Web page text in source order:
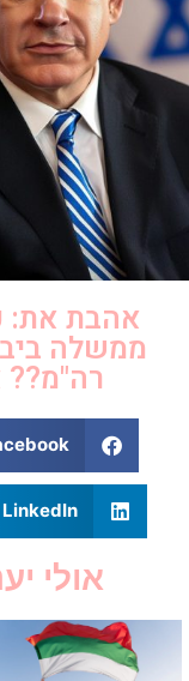
אהבת את:
ממשלה
LinkedIn
אולי